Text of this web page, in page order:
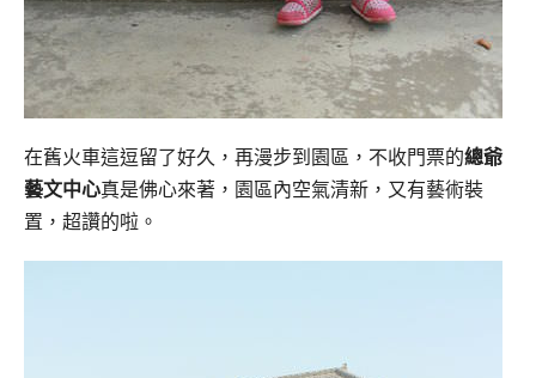
在舊火車這逗留了好久，再漫步到園區，不收門票的總爺
藝文中心真是佛心來著， 園區內空氣清新，又有藝術裝
置，超讚的啦。